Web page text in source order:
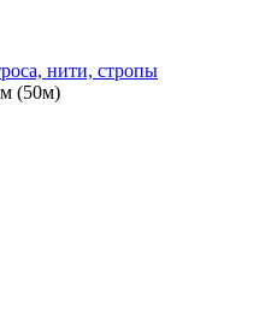
нити, стропы
(50м)